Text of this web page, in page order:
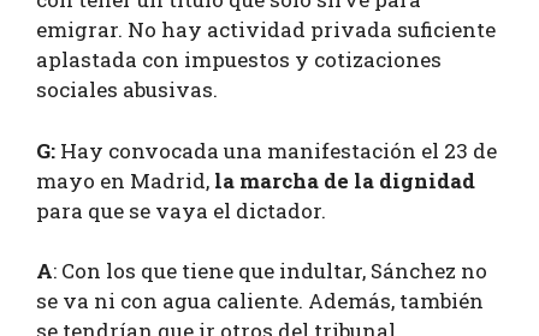
emigrar. No hay actividad privada suficiente
aplastada con impuestos y cotizaciones
sociales abusivas.
G: Hay convocada una manifestación el 23 de
mayo en Madrid, la marcha de la dignidad
para que se vaya el dictador.
A: Con los que tiene que indultar, Sánchez no
se va ni con agua caliente. Además, también